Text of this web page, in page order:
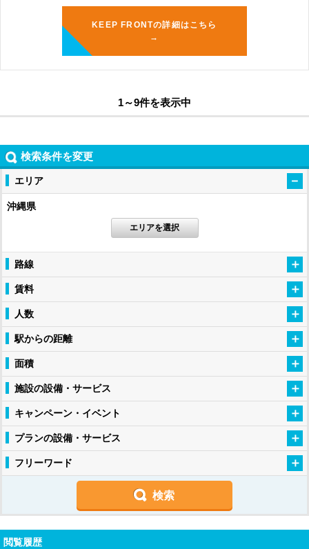
KEEP FRONTの詳細はこちら
→
1～9件を表示中
検索条件を変更
エリア
沖縄県
エリアを選択
路線
賃料
人数
駅からの距離
面積
施設の設備・サービス
キャンペーン・イベント
プランの設備・サービス
フリーワード
閲覧履歴